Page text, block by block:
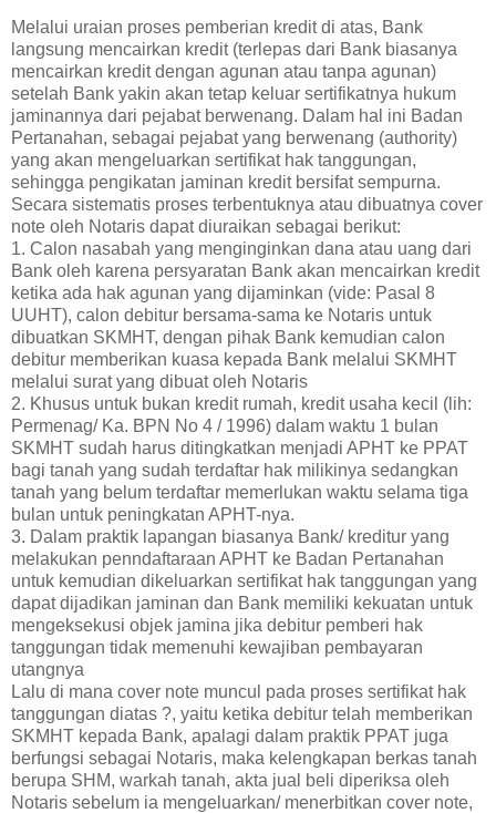
Melalui uraian proses pemberian kredit di atas, Bank
langsung mencairkan kredit (terlepas dari Bank biasanya
mencairkan kredit dengan agunan atau tanpa agunan)
setelah Bank yakin akan tetap keluar sertifikatnya hukum
jaminannya dari pejabat berwenang. Dalam hal ini Badan
Pertanahan, sebagai pejabat yang berwenang (authority)
yang akan mengeluarkan sertifikat hak tanggungan,
sehingga pengikatan jaminan kredit bersifat sempurna.
Secara sistematis proses terbentuknya atau dibuatnya cover
note oleh Notaris dapat diuraikan sebagai berikut:
1. Calon nasabah yang menginginkan dana atau uang dari
Bank oleh karena persyaratan Bank akan mencairkan kredit
ketika ada hak agunan yang dijaminkan (vide: Pasal 8
UUHT), calon debitur bersama-sama ke Notaris untuk
dibuatkan SKMHT, dengan pihak Bank kemudian calon
debitur memberikan kuasa kepada Bank melalui SKMHT
melalui surat yang dibuat oleh Notaris
2. Khusus untuk bukan kredit rumah, kredit usaha kecil (lih:
Permenag/ Ka. BPN No 4 / 1996) dalam waktu 1 bulan
SKMHT sudah harus ditingkatkan menjadi APHT ke PPAT
bagi tanah yang sudah terdaftar hak milikinya sedangkan
tanah yang belum terdaftar memerlukan waktu selama tiga
bulan untuk peningkatan APHT-nya.
3. Dalam praktik lapangan biasanya Bank/ kreditur yang
melakukan penndaftaraan APHT ke Badan Pertanahan
untuk kemudian dikeluarkan sertifikat hak tanggungan yang
dapat dijadikan jaminan dan Bank memiliki kekuatan untuk
mengeksekusi objek jamina jika debitur pemberi hak
tanggungan tidak memenuhi kewajiban pembayaran
utangnya
Lalu di mana cover note muncul pada proses sertifikat hak
tanggungan diatas ?, yaitu ketika debitur telah memberikan
SKMHT kepada Bank, apalagi dalam praktik PPAT juga
berfungsi sebagai Notaris, maka kelengkapan berkas tanah
berupa SHM, warkah tanah, akta jual beli diperiksa oleh
Notaris sebelum ia mengeluarkan/ menerbitkan cover note,